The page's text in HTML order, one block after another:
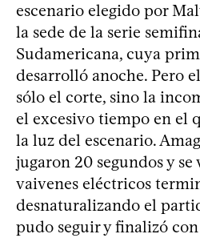
escenario elegido por
la sede de la serie
Sudamericana, cuya
desarrolló anoche. Pero
sólo el corte, sino la
el excesivo tiempo en el
la luz del escenario.
jugaron 20 segundos y
vaivenes eléctricos
desnaturalizando el
pudo seguir y finalizó